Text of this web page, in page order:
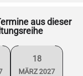
aus dieser
18
MÄRZ 2027